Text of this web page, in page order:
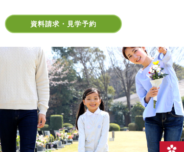
資料請求・見学予約